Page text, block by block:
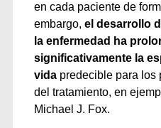
en cada paciente de
embargo, el desarrollo
la enfermedad ha
significativamente la
vida predecible para los
del tratamiento, en
Michael J. Fox.